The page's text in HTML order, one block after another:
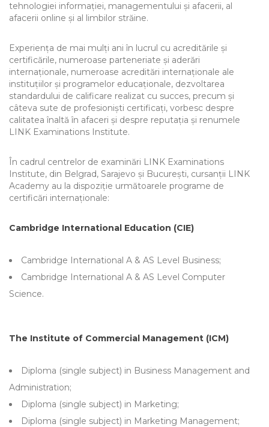
tehnologiei informației, managementului și afacerii, al
afacerii online și al limbilor străine.
Experiența de mai mulți ani în lucrul cu acreditările și
certificările, numeroase parteneriate și aderări
internaționale, numeroase acreditări internaționale ale
instituțiilor și programelor educaționale, dezvoltarea
standardului de calificare realizat cu succes, precum și
câteva sute de profesioniști certificați, vorbesc despre
calitatea înaltă în afaceri și despre reputația și renumele
LINK Examinations Institute.
În cadrul centrelor de examinări LINK Examinations
Institute, din Belgrad, Sarajevo și București, cursanții LINK
Academy au la dispoziție următoarele programe de
certificări internaționale:
Cambridge International Education (CIE)
Cambridge International A & AS Level Business;
Cambridge International A & AS Level Computer
Science.
The Institute of Commercial Management (ICM)
Diploma (single subject) in Business Management and
Administration;
Diploma (single subject) in Marketing;
Diploma (single subject) in Marketing Management;